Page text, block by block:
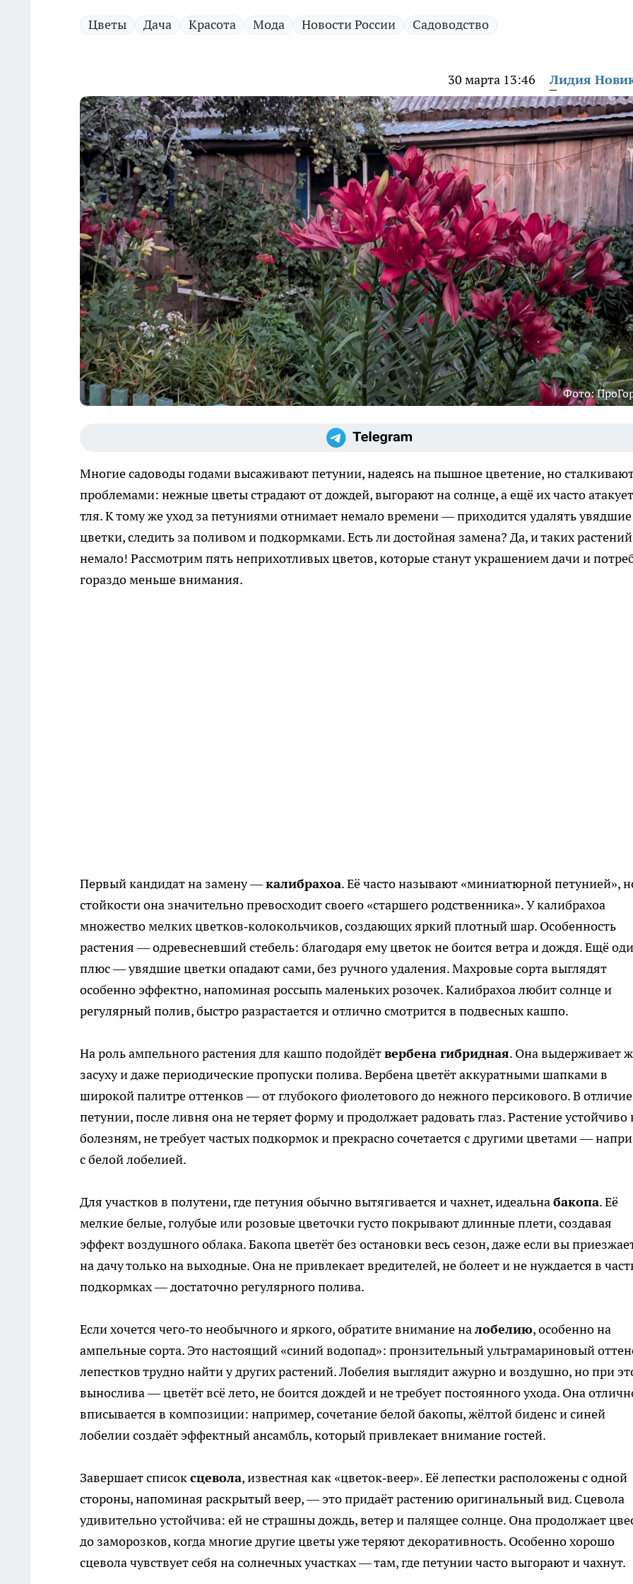
Цветы Дача Красота Мода Новости России Садоводство
30 марта 13:46 Лидия
Фото:
Многие садоводы годами высаживают петунии, надеясь на пышное цветение, но
проблемами: нежные цветы страдают от дождей, выгорают на солнце, а ещё их часто атакует
тля. К тому же уход за петуниями отнимает немало времени — приходится удалять увядшие
цветки, следить за поливом и подкормками. Есть ли достойная замена? Да, и таких растений
немало! Рассмотрим пять неприхотливых цветов, которые станут украшением дачи и
гораздо меньше внимания.
Первый кандидат на замену —калибрахоа. Её часто называют «миниатюрной петунией»,
стойкости она значительно превосходит своего «старшего родственника». У калибрахоа
множество мелких цветков‑колокольчиков, создающих яркий плотный шар. Особенность
растения — одревесневший стебель: благодаря ему цветок не боится ветра и дождя. Ещё
плюс — увядшие цветки опадают сами, без ручного удаления. Махровые сорта выглядят
особенно эффектно, напоминая россыпь маленьких розочек. Калибрахоа любит солнце и
регулярный полив, быстро разрастается и отлично смотрится в подвесных кашпо.
На роль ампельного растения для кашпо подойдётвербена гибридная. Она выдерживает
засуху и даже периодические пропуски полива. Вербена цветёт аккуратными шапками в
широкой палитре оттенков — от глубокого фиолетового до нежного персикового. В
петунии, после ливня она не теряет форму и продолжает радовать глаз. Растение устойчиво
болезням, не требует частых подкормок и прекрасно сочетается с другими цветами —
с белой лобелией.
Для участков в полутени, где петуния обычно вытягивается и чахнет, идеальнабакопа. Её
мелкие белые, голубые или розовые цветочки густо покрывают длинные плети, создавая
эффект воздушного облака. Бакопа цветёт без остановки весь сезон, даже если вы
на дачу только на выходные. Она не привлекает вредителей, не болеет и не нуждается в
подкормках — достаточно регулярного полива.
Если хочется чего‑то необычного и яркого, обратите внимание налобелию, особенно на
ампельные сорта. Это настоящий «синий водопад»: пронзительный ультрамариновый
лепестков трудно найти у других растений. Лобелия выглядит ажурно и воздушно, но при
вынослива — цветёт всё лето, не боится дождей и не требует постоянного ухода. Она
вписывается в композиции: например, сочетание белой бакопы, жёлтой биденс и синей
лобелии создаёт эффектный ансамбль, который привлекает внимание гостей.
Завершает списоксцевола, известная как «цветок‑веер». Её лепестки расположены с одной
стороны, напоминая раскрытый веер, — это придаёт растению оригинальный вид. Сцевола
удивительно устойчива: ей не страшны дождь, ветер и палящее солнце. Она продолжает
до заморозков, когда многие другие цветы уже теряют декоративность. Особенно хорошо
сцевола чувствует себя на солнечных участках — там, где петунии часто выгорают и чахнут.